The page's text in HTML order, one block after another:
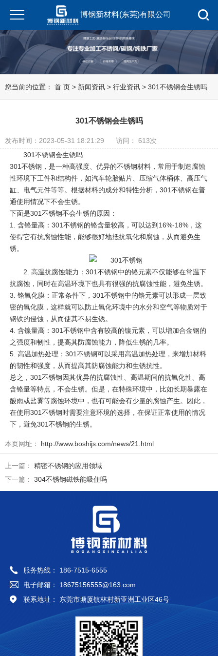
博钢新材料(东莞)有限公司
您当前的位置： 首 页 > 新闻资讯 > 行业资讯 > 301不锈钢会生锈吗
301不锈钢会生锈吗
发布时间：2023-05-31 18:21:29
访问： 613次
301不锈钢会生锈吗
301不锈钢，是一种高强度、优异的不锈钢材料，常用于制造腐蚀
性环境下工件和结构件，如汽车轮胎贴片、压缩气体桶体、高压气
缸、电气元件等等。根据材料的成分和特性分析，301不锈钢在普
通使用情况下不会生锈。
下面是301不锈钢不会生锈的原因：
1. 含铬量高：301不锈钢的铬含量较高，可以达到16%-18%，这
使得它有抗腐蚀性能，能够很好地抵抗氧化和腐蚀，从而避免生
锈。
2. 高温抗腐蚀能力：301不锈钢中的铬元素不仅能够在常温下
抗腐蚀，同时在高温环境下也具有很强的抗腐蚀性能，避免生锈。
3. 铬氧化膜：正常条件下，301不锈钢中的铬元素可以形成一层致
密的氧化膜，这样就可以防止氧化环境中的水分和空气等物质对于
钢铁的侵蚀，从而使其不易生锈。
4. 含镍量高：301不锈钢中含有较高的镍元素，可以增加合金钢的
之强度和韧性，提高其防腐蚀能力，降低生锈的几率。
5. 高温加热处理：301不锈钢可以采用高温加热处理，来增加材料
的韧性和强度，从而提高其防腐蚀能力和生锈抗性。
总之，301不锈钢因其优异的抗腐蚀性、高温期间的抗氧化性、高
含铬量等特点，不会生锈。但是，在特殊环境中，比如长期暴露在
酸雨或盐雾等腐蚀环境中，也有可能会有少量的腐蚀产生。因此，
在使用301不锈钢时需要注意环境的选择，在保证正常使用的情况
下，避免301不锈钢的生锈。
本页网址： http://www.boshijs.com/news/21.html
上一篇： 精密不锈钢的应用领域
下一篇： 304不锈钢磁铁能吸住吗
服务热线： 186-7515-6555
电子邮箱： 18675156555@163.com
联系地址： 东莞市塘厦镇林村新亚洲工业区46号